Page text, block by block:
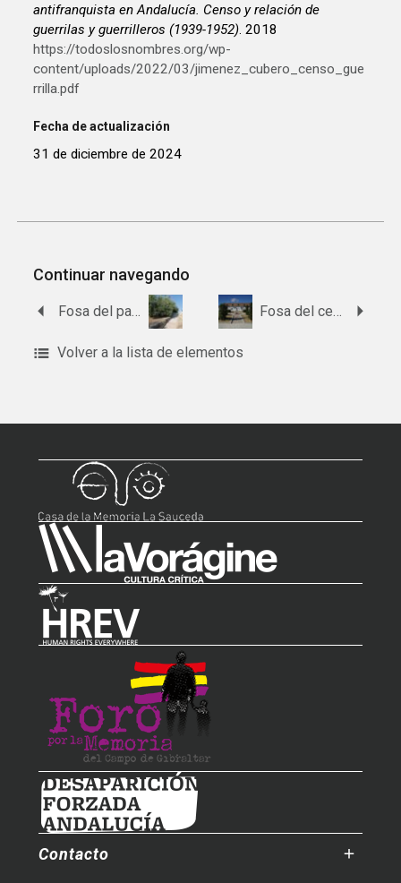
antifranquista en Andalucía. Censo y relación de
guerrilas y guerrilleros (1939-1952). 2018
https://todoslosnombres.org/wp-
content/uploads/2022/03/jimenez_cubero_censo_gue
rrilla.pdf
Fecha de actualización
31 de diciembre de 2024
Continuar navegando
Fosa del paraje de Las Capellanías – Estacada de los Muertos
Volver a la lista de elementos
Contacto